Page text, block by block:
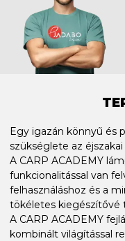
Egy igazán könnyű és
szükséglete az
A CARP ACADEMY
funkcionalitással van
felhasználáshoz és a
tökéletes kiegészítővé
A CARP ACADEMY
kombinált világítással